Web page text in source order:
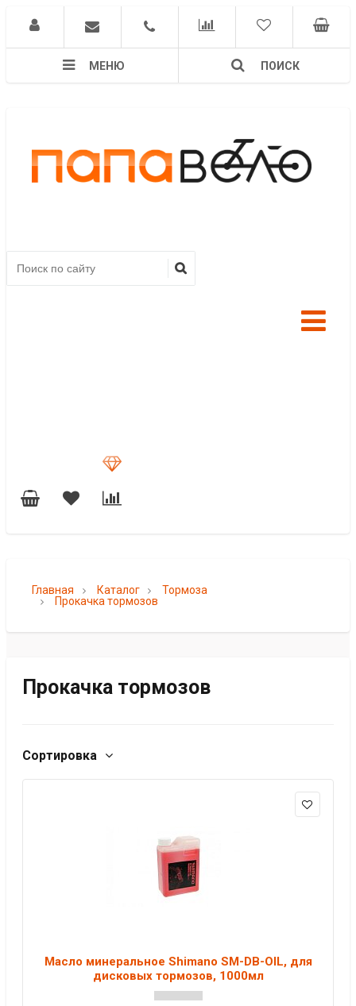
МЕНЮ ПОИСК
Главная Каталог
Тормоза
Прокачка тормозов
Прокачка тормозов
Сортировка
Масло минеральное Shimano SM-DB-OIL, для
дисковых тормозов, 1000мл